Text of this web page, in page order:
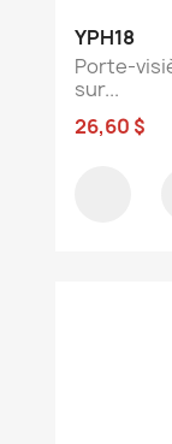
YPH18
Porte-
sur...
26,60 $